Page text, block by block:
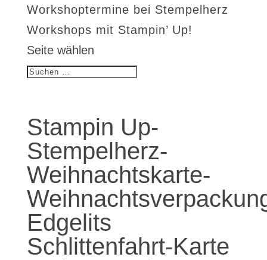
Workshoptermine bei Stempelherz
Workshops mit Stampin’ Up!
Seite wählen
Stampin Up-
Stempelherz-
Weihnachtskarte-
Edgelits
Schlittenfahrt-Karte